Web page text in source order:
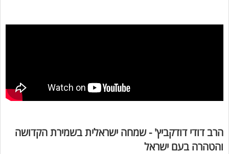
הרב דודי דודקביץ' - שמחה ישראלית בשמירת הקדושה
והטהרה בעם ישראל